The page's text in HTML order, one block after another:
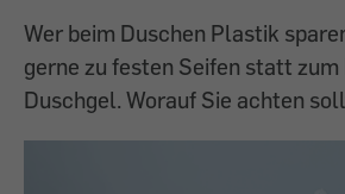
Wer beim Duschen Plastik
gerne zu festen Seifen statt
Duschgel. Worauf Sie achten